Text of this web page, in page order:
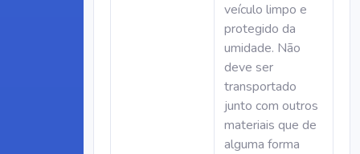
veículo limpo e
protegido da
umidade. Não
deve ser
transportado
junto com outros
materiais que de
alguma forma